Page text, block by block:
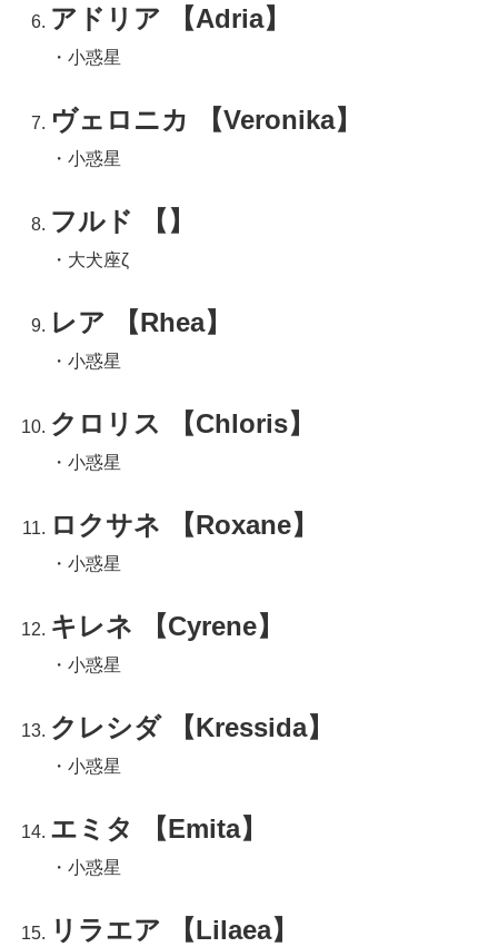
アドリア 【Adria】
・小惑星
ヴェロニカ 【Veronika】
・小惑星
フルド 【】
・大犬座ζ
レア 【Rhea】
・小惑星
クロリス 【Chloris】
・小惑星
ロクサネ 【Roxane】
・小惑星
キレネ 【Cyrene】
・小惑星
クレシダ 【Kressida】
・小惑星
エミタ 【Emita】
・小惑星
リラエア 【Lilaea】